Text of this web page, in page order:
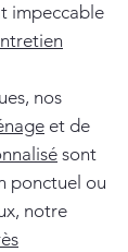
impeccable
nos
et de
sont
ponctuel ou
notre